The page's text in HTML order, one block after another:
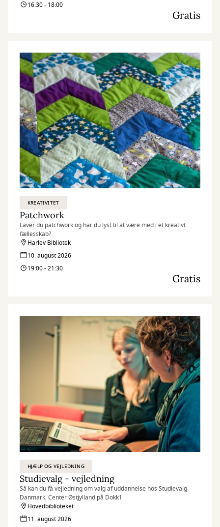
16:30 - 18:00
Gratis
KREATIVITET
Patchwork
Laver du patchwork og har du lyst til at være med i et kreativt
fællesskab?
Harlev Bibliotek
10. august 2026
19:00 - 21:30
Gratis
HJÆLP OG VEJLEDNING
Studievalg - vejledning
Så kan du få vejledning om valg af uddannelse hos Studievalg
Danmark, Center Østjylland på Dokk1.
Hovedbiblioteket
11. august 2026